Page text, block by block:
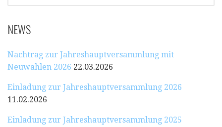
NEWS
Nachtrag zur Jahreshauptversammlung mit
Neuwahlen 2026 22.03.2026
Einladung zur Jahreshauptversammlung 2026
11.02.2026
Einladung zur Jahreshauptversammlung 2025